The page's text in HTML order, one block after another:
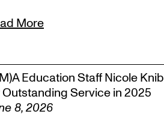
More
Education Staff Nicole
Service in 2025
8, 2026